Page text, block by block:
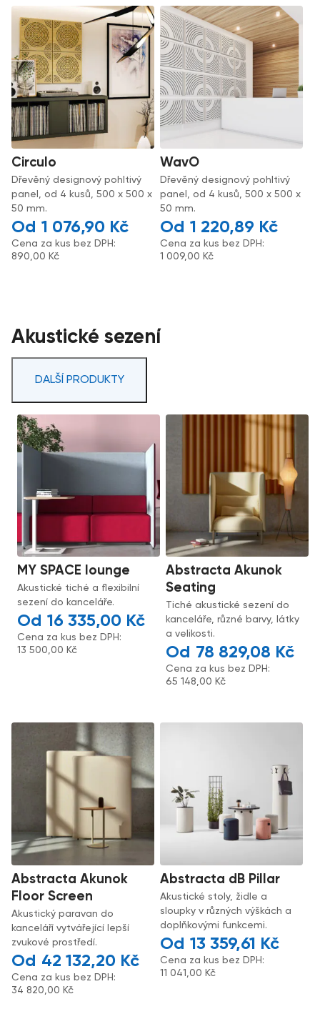
Circulo
Dřevěný designový pohltivý
panel, od 4 kusů, 500 x 500 x
50 mm.
1 076,90 Kč
Cena za kus bez DPH:
890,00 Kč
WavO
Dřevěný designový pohltivý
panel, od 4 kusů, 500 x 500 x
50 mm.
1 220,89 Kč
Cena za kus bez DPH:
1 009,00 Kč
Akustické sezení
DALŠÍ PRODUKTY
MY SPACE lounge
Akustické tiché a flexibilní
sezení do kanceláře.
16 335,00 Kč
Cena za kus bez DPH:
13 500,00 Kč
Abstracta Akunok
Seating
Tiché akustické sezení do
kanceláře, různé barvy, látky
a velikosti.
78 829,08 Kč
Cena za kus bez DPH:
65 148,00 Kč
Abstracta Akunok
Floor Screen
Akustický paravan do
kanceláří vytvářející lepší
zvukové prostředí.
42 132,20 Kč
Cena za kus bez DPH:
34 820,00 Kč
Abstracta dB Pillar
Akustické stoly, židle a
sloupky v různých výškách a
doplňkovými funkcemi.
13 359,61 Kč
Cena za kus bez DPH:
11 041,00 Kč